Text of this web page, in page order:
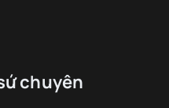
chuyên